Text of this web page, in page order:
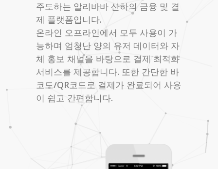
주도하는 알리바바 산하의 금융 및 결
제 플랫폼입니다.
온라인 오프라인에서 모두 사용이 가
능하며 엄청난 양의 유저 데이터와 자
체 홍보 채널을 바탕으로 결제 최적화
서비스를 제공합니다. 또한 간단한 바
코드/QR코드로 결제가 완료되어 사용
이 쉽고 간편합니다.